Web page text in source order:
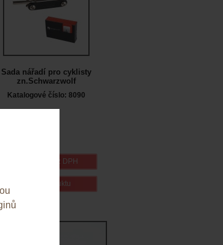
Sada nářadí pro cyklisty
zn.Schwarzwolf
Katalogové číslo: 8090
112,00 Kč bez DPH
detail produktu